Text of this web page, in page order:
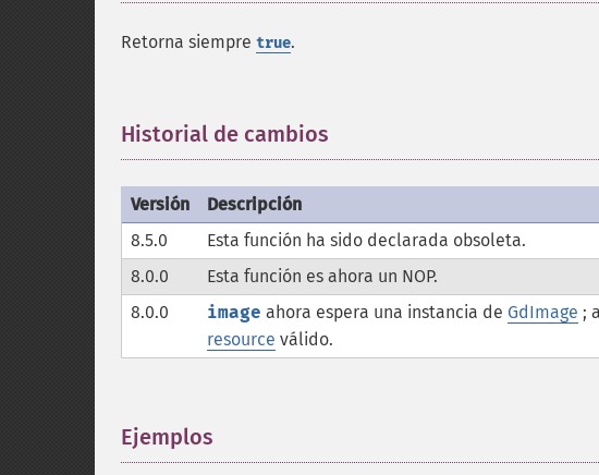
Retorna siempre true.
Historial de cambios
Versión
Descripción
8.5.0
Esta función ha sido declarada obsoleta.
8.0.0
Esta función es ahora un NOP.
8.0.0
image ahora espera una instancia de GdImage ;
resource válido.
Ejemplos